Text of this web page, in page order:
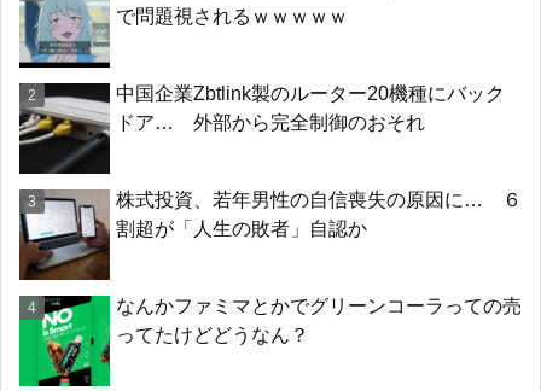
で問題視されるｗｗｗｗｗ
中国企業Zbtlink製のルーター20機種にバック
ドア… 外部から完全制御のおそれ
株式投資、若年男性の自信喪失の原因に… ６
割超が「人生の敗者」自認か
なんかファミマとかでグリーンコーラっての売
ってたけどどうなん？